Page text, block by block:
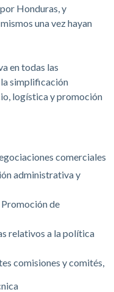
Honduras, y
una vez hayan
en todas las
simplificación
logística y promoción
comerciales
administrativa y
de
relativos a la política
comisiones y comités,